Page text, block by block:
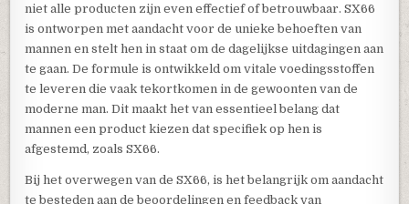
niet alle producten zijn even effectief of betrouwbaar. SX66
is ontworpen met aandacht voor de unieke behoeften van
mannen en stelt hen in staat om de dagelijkse uitdagingen aan
te gaan. De formule is ontwikkeld om vitale voedingsstoffen
te leveren die vaak tekortkomen in de gewoonten van de
moderne man. Dit maakt het van essentieel belang dat
mannen een product kiezen dat specifiek op hen is
afgestemd, zoals SX66.
Bij het overwegen van de SX66, is het belangrijk om aandacht
te besteden aan de beoordelingen en feedback van